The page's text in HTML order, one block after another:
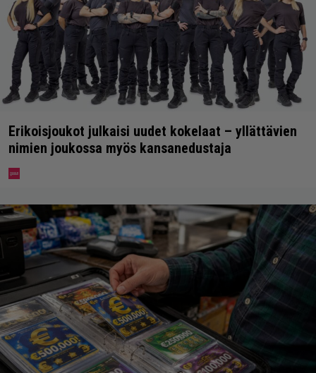
Erikoisjoukot julkaisi uudet kokelaat – yllättävien
nimien joukossa myös kansanedustaja